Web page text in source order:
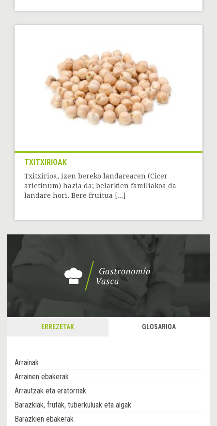
TXITXIRIOAK
Txitxirioa, izen bereko landarearen (Cicer
arietinum) hazia da; belarkien familiakoa da
landare hori. Bere fruitua [...]
ERREZETAK GLOSARIOA
Arrainak
Arrainen ebakerak
Arrautzak eta eratorriak
Barazkiak, frutak, tuberkuluak eta algak
Barazkien ebakerak